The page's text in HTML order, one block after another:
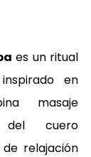
es un ritual
en
masaje
del cuero
relajación